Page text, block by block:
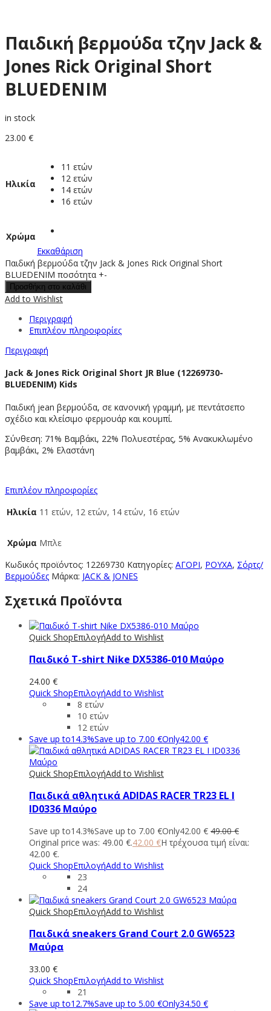
Παιδική βερμούδα τζην Jack &
Jones Rick Original Short
BLUEDENIM
in stock
23.00 €
Ηλικία
11 ετών
12 ετών
14 ετών
16 ετών
Χρώμα
Εκκαθάριση
Παιδική βερμούδα τζην Jack & Jones Rick Original Short
BLUEDENIM ποσότητα +-
Προσθήκη στο καλάθι
Add to Wishlist
Περιγραφή
Επιπλέον πληροφορίες
Περιγραφή
Jack & Jones Rick Original Short JR Blue (12269730-
BLUEDENIM) Kids
Παιδική jean βερμούδα, σε κανονική γραμμή, με πεντάτσεπο
σχέδιο και κλείσιμο φερμουάρ και κουμπί.
Σύνθεση: 71% Βαμβάκι, 22% Πολυεστέρας, 5% Ανακυκλωμένο
βαμβάκι, 2% Ελαστάνη
Επιπλέον πληροφορίες
Ηλικία 11 ετών, 12 ετών, 14 ετών, 16 ετών
Χρώμα Μπλε
Κωδικός προϊόντος: 12269730 Κατηγορίες: ΑΓΟΡΙ, ΡΟΥΧΑ, Σόρτς/
Βερμούδες Μάρκα: JACK & JONES
Σχετικά Προϊόντα
Quick ShopΕπιλογήAdd to Wishlist
Παιδικό T-shirt Νike DX5386-010 Μαύρο
24.00 €
Quick ShopΕπιλογήAdd to Wishlist
8 ετών
10 ετών
12 ετών
Save up to14.3%Save up to 7.00 €Only42.00 €
Quick ShopΕπιλογήAdd to Wishlist
Παιδικά αθλητικά ADIDAS RACER TR23 EL I
ID0336 Μαύρο
Save up to14.3%Save up to 7.00 €Only42.00 € 49.00€
Original price was: 49.00 €.42.00 €Η τρέχουσα τιμή είναι:
42.00 €.
Quick ShopΕπιλογήAdd to Wishlist
23
24
Quick ShopΕπιλογήAdd to Wishlist
Παιδικά sneakers Grand Court 2.0 GW6523
Μαύρα
33.00 €
Quick ShopΕπιλογήAdd to Wishlist
21
Save up to12.7%Save up to 5.00 €Only34.50 €